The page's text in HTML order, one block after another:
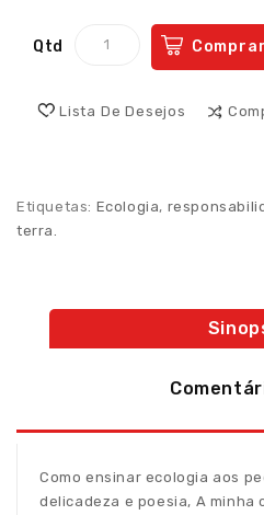
Qtd Comprar
Lista De Desejos
Etiquetas: Ecologia,
terra.
Como ensinar ecologia aos
delicadeza e poesia, A minha